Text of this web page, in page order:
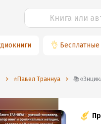
👌 Бесплатные
⭐️Павел Траннуа